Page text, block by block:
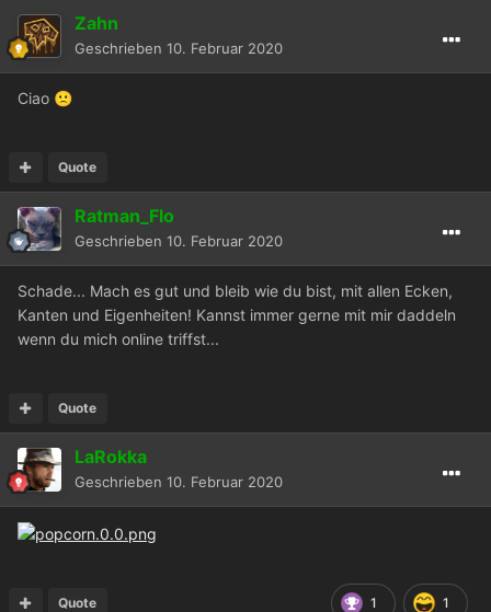
Zahn
Geschrieben 10. Februar 2020
Ciao 🙁
Quote
Ratman_Flo
Geschrieben 10. Februar 2020
Schade... Mach es gut und bleib wie du bist, mit allen Ecken,
Kanten und Eigenheiten! Kannst immer gerne mit mir daddeln
wenn du mich online triffst...
Quote
LaRokka
Geschrieben 10. Februar 2020
1 1
Quote